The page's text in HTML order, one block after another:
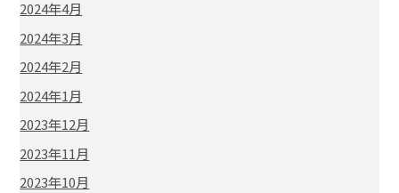
2024年4月
2024年3月
2024年2月
2024年1月
2023年12月
2023年11月
2023年10月